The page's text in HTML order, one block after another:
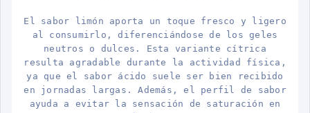
El sabor limón aporta un toque fresco y ligero
al consumirlo, diferenciándose de los geles
neutros o dulces. Esta variante cítrica
resulta agradable durante la actividad física,
ya que el sabor ácido suele ser bien recibido
en jornadas largas. Además, el perfil de sabor
ayuda a evitar la sensación de saturación en